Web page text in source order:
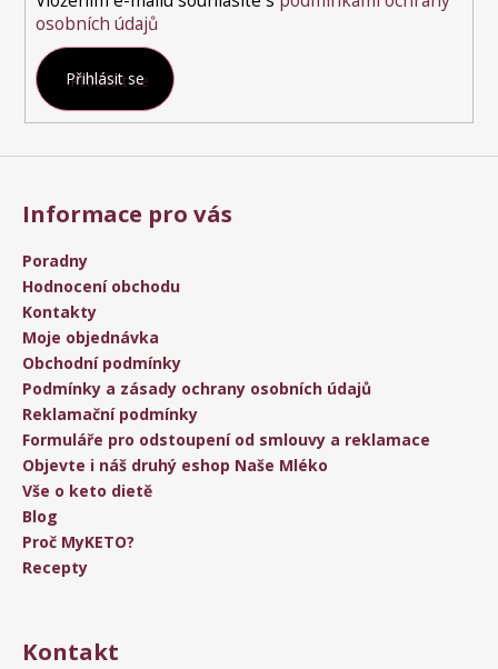
osobních údajů
Přihlásit se
Informace pro vás
Poradny
Hodnocení obchodu
Kontakty
Moje objednávka
Obchodní podmínky
Podmínky a zásady ochrany osobních údajů
Reklamační podmínky
Formuláře pro odstoupení od smlouvy a reklamace
Objevte i náš druhý eshop Naše Mléko
Vše o keto dietě
Blog
Proč MyKETO?
Recepty
Kontakt